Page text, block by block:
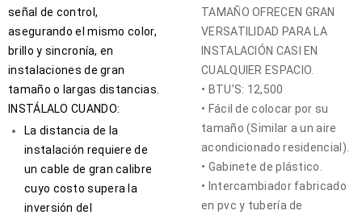
señal de control,
asegurando el mismo color,
brillo y sincronía, en
instalaciones de gran
tamaño o largas distancias.
INSTÁLALO CUANDO:
La distancia de la
instalación requiere de
un cable de gran calibre
cuyo costo supera la
inversión del
TAMAÑO OFRECEN GRAN
VERSATILIDAD PARA LA
INSTALACIÓN CASI EN
CUALQUIER ESPACIO.
• BTU’S: 12,500
• Fácil de colocar por su
tamaño (Similar a un aire
acondicionado residencial).
• Gabinete de plástico.
• Intercambiador fabricado
en pvc y tubería de